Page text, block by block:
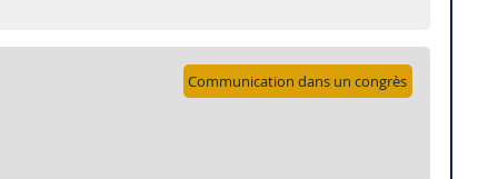
Communication dans un congrès